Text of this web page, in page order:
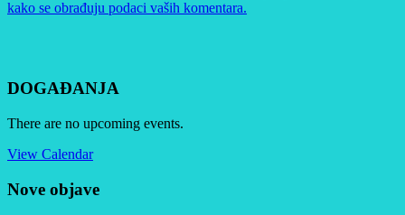
kako se obrađuju podaci vaših komentara.
DOGAĐANJA
There are no upcoming events.
View Calendar
Nove objave